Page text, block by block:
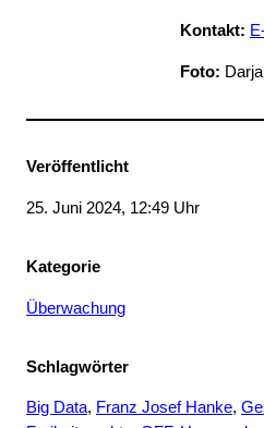
Kontakt:
Foto:
Veröffentlicht
25. Juni 2024, 12:49 Uhr
Kategorie
Überwachung
Schlagwörter
Big Data, Franz Josef Hanke,